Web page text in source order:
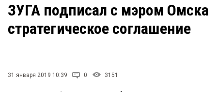
ЗАКОН
НОВОСТИ КОМПАНИЙ
СТИЛЬ ЖИЗНИ
Рейтинги
Блоги
ЗУГА подписал с мэром Омска
стратегическое соглашение
31 января 2019 10:39 0 3151